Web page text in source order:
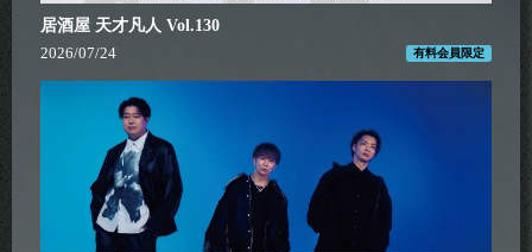
居酒屋 天才凡人 Vol.130
2026/07/24
有料会員限定